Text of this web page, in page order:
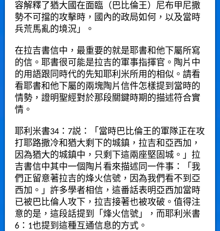
容解釋了猶大國在面臨（巴比倫王）尼布甲尼撒
勢不可擋的攻擊時，國內的政局如何，以及當時
兵荒馬亂的境況」。
在拉吉書信中，最重要的就是耶書和他下屬所寫
的信。耶書很可能是拉吉的軍事指揮官。陶片中
的用語跟同時代的先知耶利米所用的相似。請看
看耶書和他下屬的兩塊陶片信件怎樣提到當時的
情勢，證明聖經對於那段關鍵時期的描述符合實
情。
耶利米書34：7説：「當時巴比倫王的軍隊正在攻
打耶路撒冷和猶大剩下的城鎮，拉吉和亞西加，
因為猶大的城鎮中，只剩下這兩座堅固城。」拉
吉書信中其中一個陶片看來描述同一件事：「我
們正留意著拉吉的烽火信號，因為我們看不到亞
西加。」許多學者相信，這番話表明亞西加當時
已被巴比倫人攻下，拉吉接著也被攻破。值得注
意的是，這段話提到「烽火信號」，而耶利米書
6：1也提到這種互通信息的方式。